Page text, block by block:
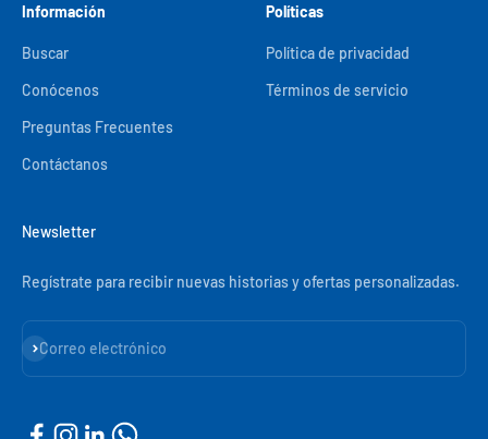
Información
Buscar
Conócenos
Preguntas Frecuentes
Contáctanos
Políticas
Política de privacidad
Términos de servicio
Newsletter
Regístrate para recibir nuevas historias y ofertas personalizadas.
Correo electrónico
Suscribirse